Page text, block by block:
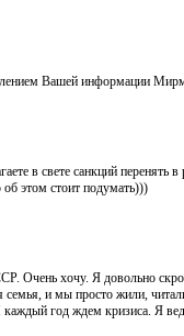
Вашей информации
в свете санкций
об этом стоит подумать)))
Очень хочу. Я довольно
семья, и мы просто жили,
год ждем кризиса. Я